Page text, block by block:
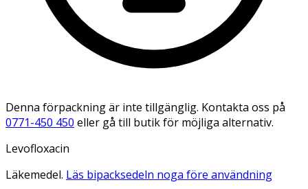
Denna förpackning är inte tillgänglig. Kontakta oss på
0771-450 450 eller gå till butik för möjliga alternativ.
Levofloxacin
Läkemedel. Läs bipacksedeln noga före användning